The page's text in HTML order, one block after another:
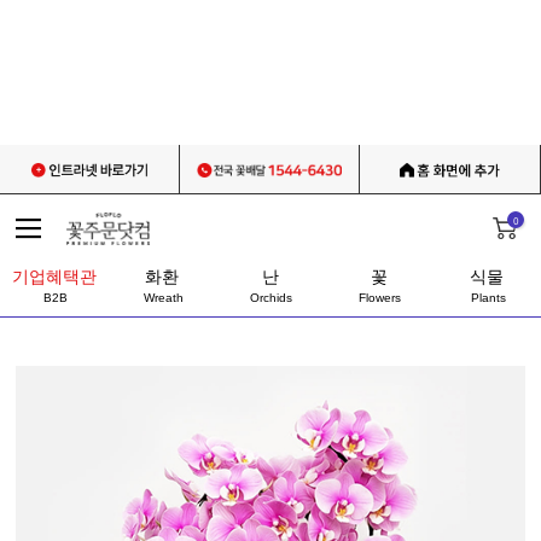
0
기업혜택관
B2B
화환
Wreath
난
Orchids
꽃
Flowers
식물
Plants